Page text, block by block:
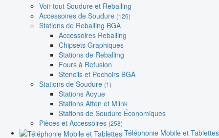
Voir tout Soudure et Reballing
Accessoires de Soudure (126)
Stations de Reballing BGA
Accessoires Reballing
Chipsets Graphiques
Stations de Reballing
Fours à Refusion
Stencils et Pochoirs BGA
Stations de Soudure (1)
Stations Aoyue
Stations Atten et Mlink
Stations de Soudure Économiques
Pièces et Accessoires (258)
Téléphonie Mobile et Tablettes